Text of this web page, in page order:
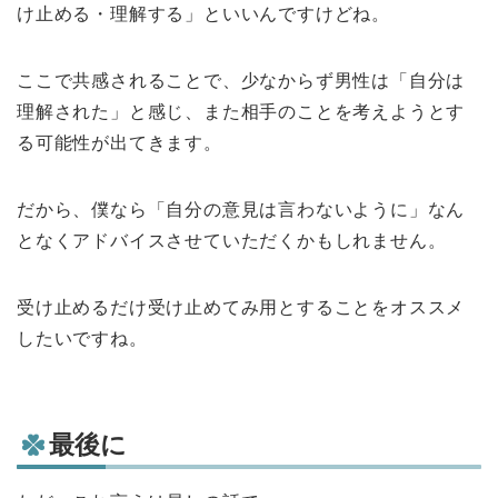
け止める・理解する」といいんですけどね。
ここで共感されることで、少なからず男性は「自分は
理解された」と感じ、また相手のことを考えようとす
る可能性が出てきます。
だから、僕なら「自分の意見は言わないように」なん
となくアドバイスさせていただくかもしれません。
受け止めるだけ受け止めてみ用とすることをオススメ
したいですね。
最後に